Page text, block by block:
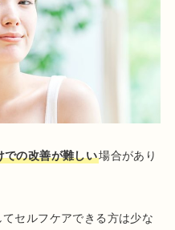
での改善が難しい場合があり
セルフケアできる方は少な